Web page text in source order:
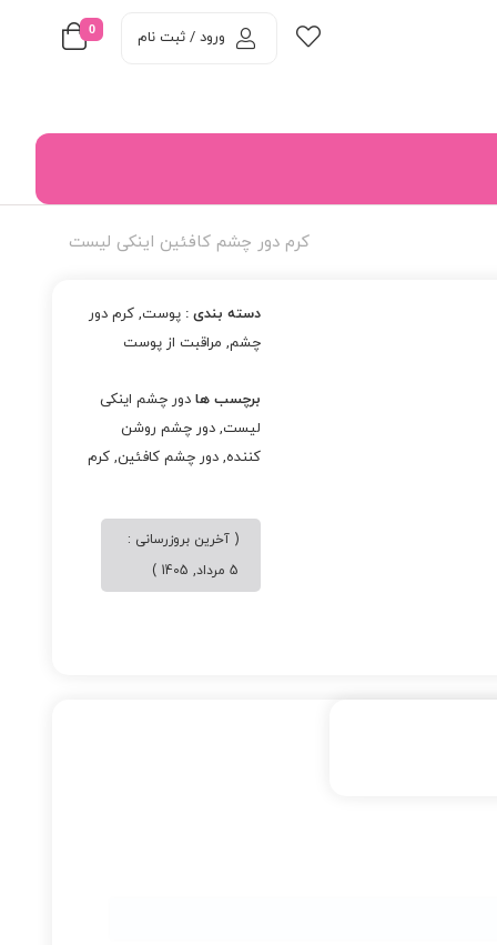
0 ورود / ثبت نام
کرم دور چشم کافئین اینکی لیست
دسته بندی :پوست,کرم دور
چشم, مراقبت از پوست
برچسب هادور چشم اینکی
لیست,دور چشم روشن
کننده,دور چشم کافئین,کرم
( آخرین بروزرسانی :
5 مرداد, 1405 )